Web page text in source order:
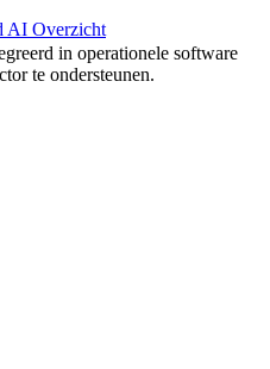
AI Overzicht
in operationele software
te ondersteunen.